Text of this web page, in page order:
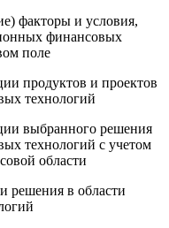
факторы и условия,
финансовых
поле
продуктов и проектов
технологий
выбранного решения
технологий с учетом
области
решения в области